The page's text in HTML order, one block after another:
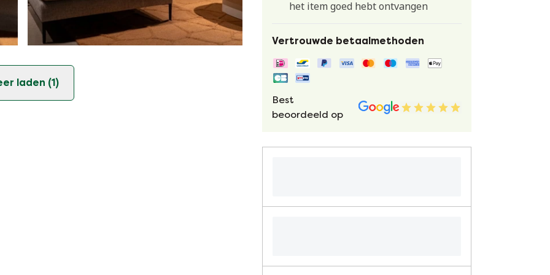
laden (1)
het item goed hebt ontvangen
Vertrouwde betaalmethoden
Best
beoordeeld op